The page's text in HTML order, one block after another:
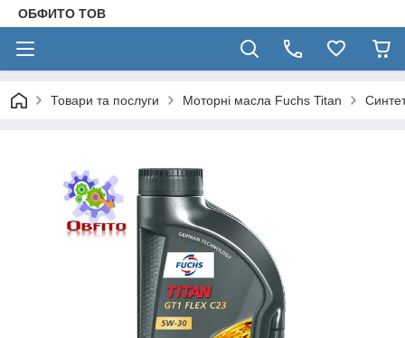
ОБФИТО ТОВ
Товари та послуги Моторні масла Fuchs Titan